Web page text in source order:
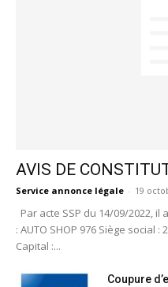
AVIS DE
Service annonce légale - 19
Par acte SSP du 14/09/2022,
: AUTO SHOP 976 Siège social
Capital :...
Coupure